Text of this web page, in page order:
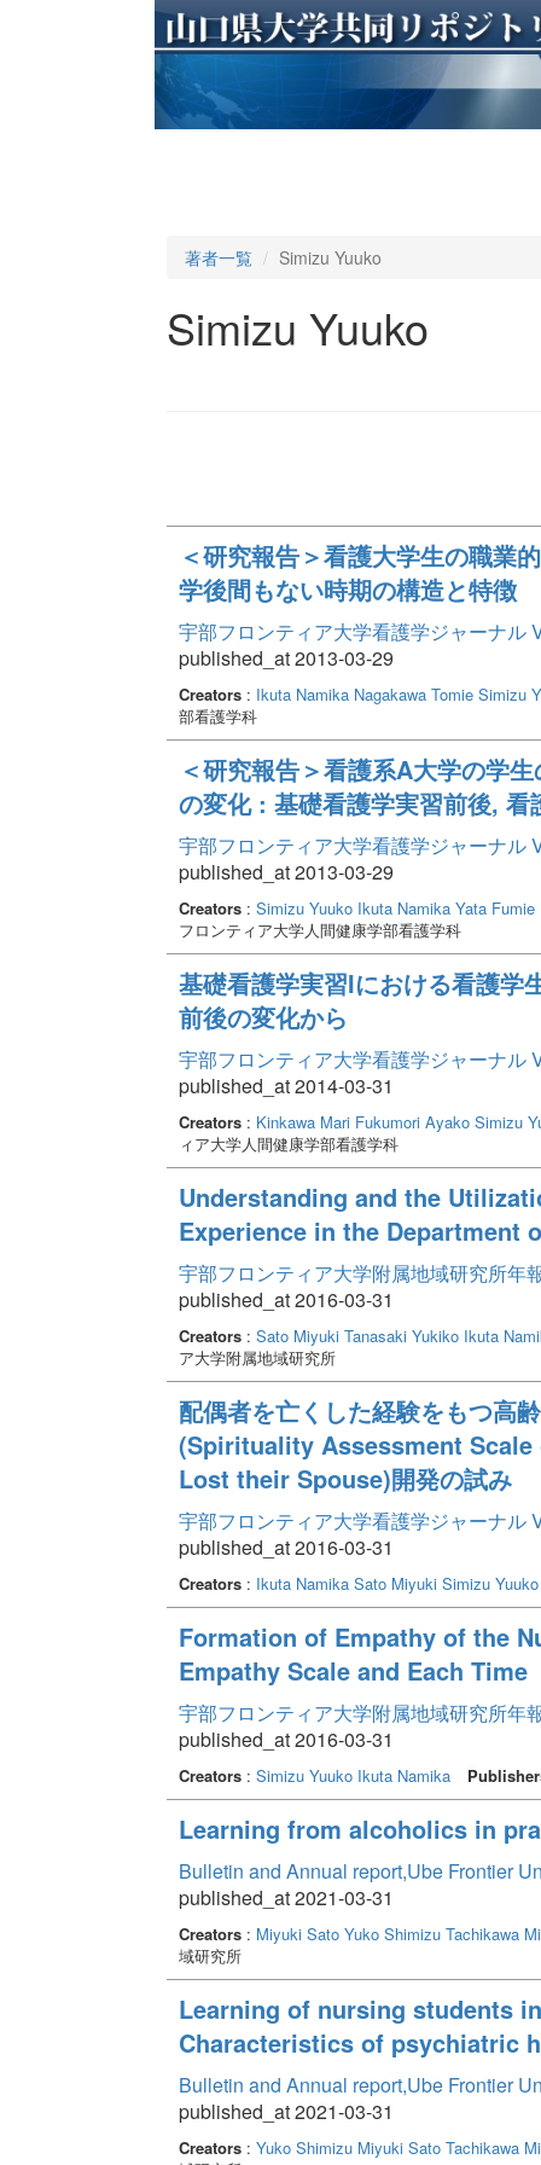
著者一覧 Simizu Yuuko
Simizu Yuuko
＜研究報告＞看護大学生の職業
学後間もない時期の構造と特徴
宇部フロンティア大学看護学ジャーナル
published_at 2013-03-29
Creators: Ikuta Namika Nagakawa Tomie Simizu
部看護学科
＜研究報告＞看護系A大学の学
の変化 : 基礎看護学実習前後, 看
宇部フロンティア大学看護学ジャーナル
published_at 2013-03-29
Creators: Simizu Yuuko Ikuta Namika Yata Fumie
フロンティア大学人間健康学部看護学科
基礎看護学実習Iにおける看護学
前後の変化から
宇部フロンティア大学看護学ジャーナル
published_at 2014-03-31
Creators: Kinkawa Mari Fukumori Ayako Simizu
ィア大学人間健康学部看護学科
Understanding and the
Experience in the Department
宇部フロンティア大学附属地域研究所年
published_at 2016-03-31
Creators: Sato Miyuki Tanasaki Yukiko Ikuta
ア大学附属地域研究所
配偶者を亡くした経験をもつ高
(Spirituality Assessment
Lost their Spouse)開発の試み
宇部フロンティア大学看護学ジャーナル
published_at 2016-03-31
Creators: Ikuta Namika Sato Miyuki Simizu Yuuko
Formation of Empathy of the
Empathy Scale and Each Time
宇部フロンティア大学附属地域研究所年
published_at 2016-03-31
Creators: Simizu Yuuko Ikuta Namika
Learning from alcoholics in
Bulletin and Annual report,Ube Frontier
published_at 2021-03-31
Creators: Miyuki Sato Yuko Shimizu Tachikawa
域研究所
Learning of nursing students
Characteristics of psychiatric
Bulletin and Annual report,Ube Frontier
published_at 2021-03-31
Creators: Yuko Shimizu Miyuki Sato Tachikawa